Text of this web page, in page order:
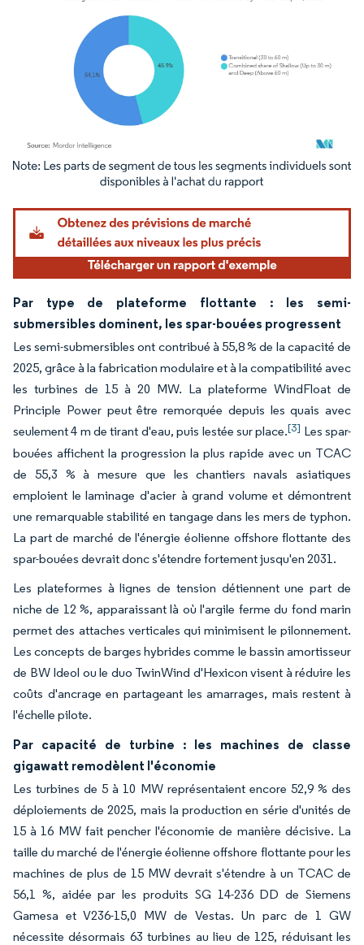
Image © Mordor Intelligence. La réutilisation nécessite une attribution sous CC BY
Par type de plateforme flottante : les semi-
submersibles dominent, les spar-bouées progressent
Les semi-submersibles ont contribué à 55,8 % de la capacité de
2025, grâce à la fabrication modulaire et à la compatibilité avec
les turbines de 15 à 20 MW. La plateforme WindFloat de
Principle Power peut être remorquée depuis les quais avec
seulement 4 m de tirant d'eau, puis lestée sur place.[3] Les spar-
bouées affichent la progression la plus rapide avec un TCAC
de 55,3 % à mesure que les chantiers navals asiatiques
emploient le laminage d'acier à grand volume et démontrent
une remarquable stabilité en tangage dans les mers de typhon.
La part de marché de l'énergie éolienne offshore flottante des
spar-bouées devrait donc s'étendre fortement jusqu'en 2031.
Les plateformes à lignes de tension détiennent une part de
niche de 12 %, apparaissant là où l'argile ferme du fond marin
permet des attaches verticales qui minimisent le pilonnement.
Les concepts de barges hybrides comme le bassin amortisseur
de BW Ideol ou le duo TwinWind d'Hexicon visent à réduire les
coûts d'ancrage en partageant les amarrages, mais restent à
l'échelle pilote.
Par capacité de turbine : les machines de classe
gigawatt remodèlent l'économie
Les turbines de 5 à 10 MW représentaient encore 52,9 % des
déploiements de 2025, mais la production en série d'unités de
15 à 16 MW fait pencher l'économie de manière décisive. La
taille du marché de l'énergie éolienne offshore flottante pour les
machines de plus de 15 MW devrait s'étendre à un TCAC de
56,1 %, aidée par les produits SG 14-236 DD de Siemens
Gamesa et V236-15,0 MW de Vestas. Un parc de 1 GW
nécessite désormais 63 turbines au lieu de 125, réduisant les